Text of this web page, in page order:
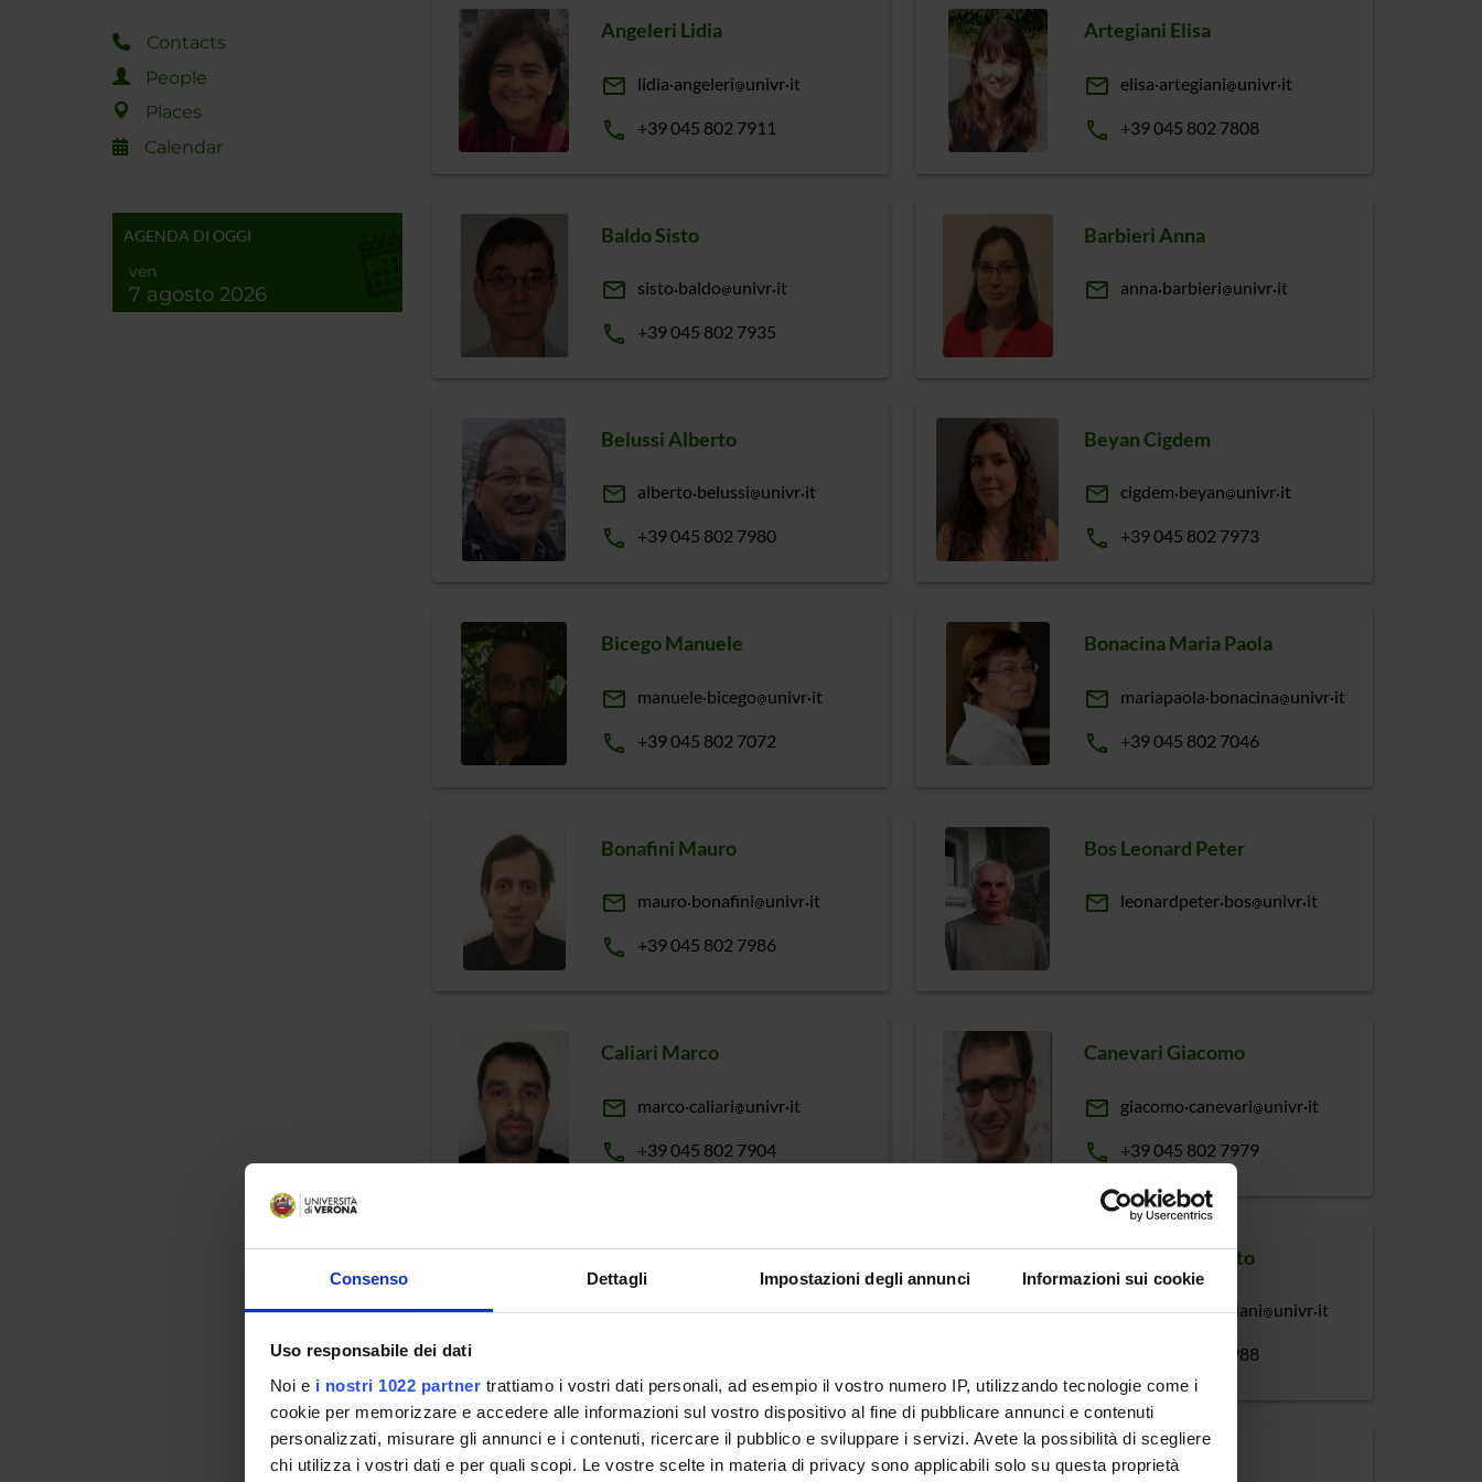
Consenso Dettagli Impostazioni degli annunci Informazioni sui cookie
Uso responsabile dei dati
Noi e i nostri 1022 partner trattiamo i vostri dati personali, ad esempio il vostro numero IP, utilizzando tecnologie come i
cookie per memorizzare e accedere alle informazioni sul vostro dispositivo al fine di pubblicare annunci e contenuti
personalizzati, misurare gli annunci e i contenuti, ricercare il pubblico e sviluppare i servizi. Avete la possibilità di scegliere
chi utilizza i vostri dati e per quali scopi. Le vostre scelte in materia di privacy sono applicabili solo su questa proprietà
Contacts
People
Places
Calendar
AGENDA DI OGGI
ven
7 agosto 2026
Angeleri Lidia
email lidia angeleri univr it
phone +39 045 802 7911
Artegiani Elisa
email elisa artegiani univr it
phone +39 045 802 7808
Baldo Sisto
email sisto baldo univr it
phone +39 045 802 7935
Barbieri Anna
email anna barbieri univr it
Belussi Alberto
email alberto belussi univr it
phone +39 045 802 7980
Beyan Cigdem
email cigdem beyan univr it
phone +39 045 802 7973
Bicego Manuele
email manuele bicego univr it
phone +39 045 802 7072
Bonacina Maria Paola
email mariapaola bonacina univr it
phone +39 045 802 7046
Bonafini Mauro
email mauro bonafini univr it
phone +39 045 802 7986
Bos Leonard Peter
email leonardpeter bos univr it
Caliari Marco
email marco caliari univr it
phone +39 045 802 7904
Canevari Giacomo
email giacomo canevari univr it
phone +39 045 802 7979
Carra Damiano
emaildamiano carra univr it
Castellani Umberto
emailumberto castellani univr it
+39 045 802 7988
Castellini Alberto Ceccato Mariano